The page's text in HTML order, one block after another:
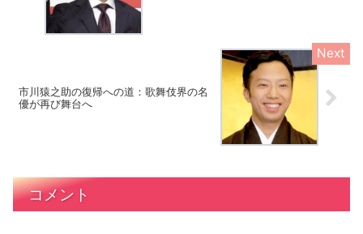
市川猿之助の復帰への道：歌舞伎界の名
優が再び舞台へ
コメント